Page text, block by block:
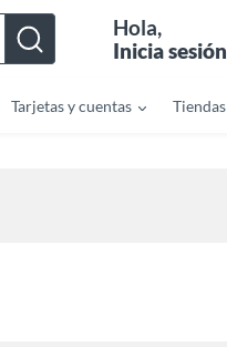
Hola,
Inicia sesión
Tarjetas y cuentas Tiendas